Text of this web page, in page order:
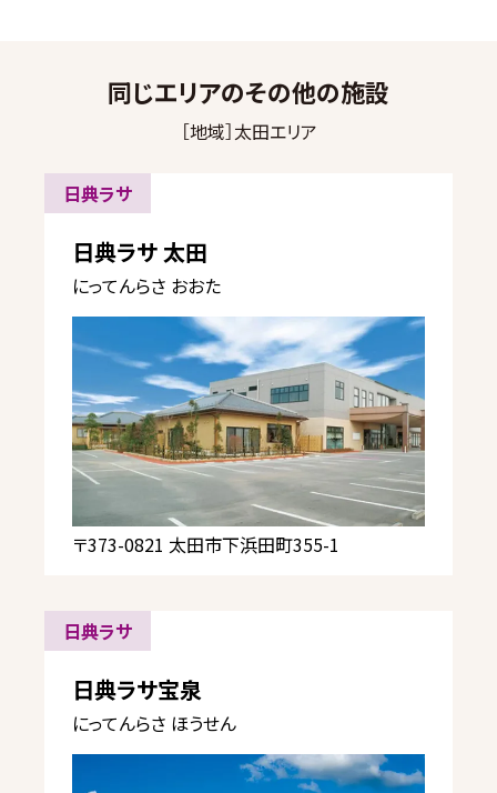
同じエリアのその他の施設
［地域］太田エリア
日典ラサ
日典ラサ 太田
にってんらさ おおた
〒373-0821 太田市下浜田町355-1
日典ラサ
日典ラサ宝泉
にってんらさ ほうせん